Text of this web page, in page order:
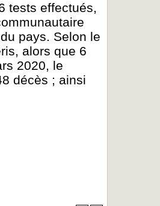
tests effectués,
pays. Selon le
alors que 6
2020, le
décès ; ainsi